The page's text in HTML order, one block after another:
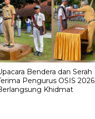
Bendera dan Serah
Pengurus OSIS 2026
Khidmat